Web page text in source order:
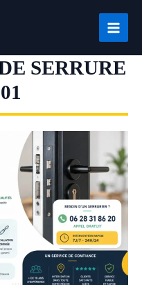
SERRURE